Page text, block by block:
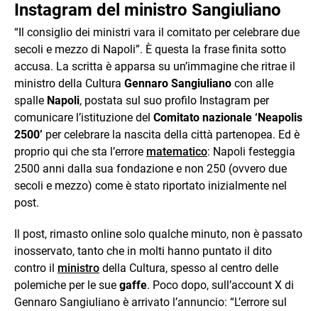
Instagram del ministro Sangiuliano
“Il consiglio dei ministri vara il comitato per celebrare due
secoli e mezzo di Napoli”. È questa la frase finita sotto
accusa. La scritta è apparsa su un’immagine che ritrae il
ministro della Cultura Gennaro Sangiuliano con alle
spalle Napoli, postata sul suo profilo Instagram per
comunicare l’istituzione del Comitato nazionale ‘Neapolis
2500’ per celebrare la nascita della città partenopea. Ed è
proprio qui che sta l’errore matematico: Napoli festeggia
2500 anni dalla sua fondazione e non 250 (ovvero due
secoli e mezzo) come è stato riportato inizialmente nel
post.
Il post, rimasto online solo qualche minuto, non è passato
inosservato, tanto che in molti hanno puntato il dito
contro il ministro della Cultura, spesso al centro delle
polemiche per le sue gaffe. Poco dopo, sull’account X di
Gennaro Sangiuliano è arrivato l’annuncio: “L’errore sul